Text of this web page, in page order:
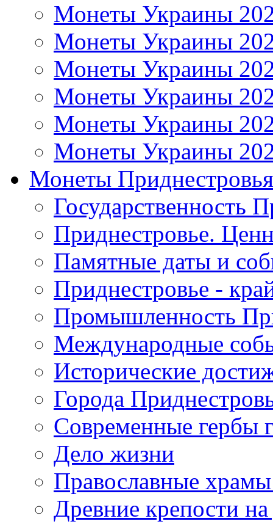
Монеты Украины
Монеты Украины
Монеты Украины
Монеты Украины
Монеты Украины
Монеты Украины
Монеты Приднестровья
Государственность
Приднестровье.
Памятные даты и
Приднестровье -
Промышленность
Международные
Исторические
Города
Современные гербы
Дело жизни
Православные
Древние крепости